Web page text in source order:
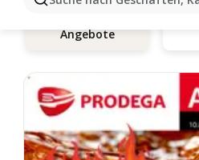
Angebote